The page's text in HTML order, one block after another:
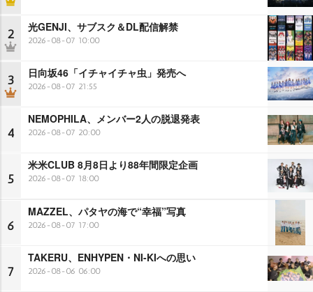
2 光GENJI、サブスク＆DL配信解禁
2026-08-07 10:00
3 日向坂46「イチャイチャ虫」発売へ
2026-08-07 21:55
4
NEMOPHILA、メンバー2人の脱退発表
2026-08-07 20:00
5
米米CLUB 8月8日より88年間限定企画
2026-08-07 18:00
6
MAZZEL、パタヤの海で“幸福”写真
2026-08-07 17:00
7
TAKERU、ENHYPEN・NI-KIへの思い
2026-08-06 06:00